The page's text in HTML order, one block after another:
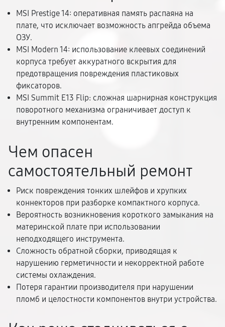
MSI Prestige 14: оперативная память распаяна на
плате, что исключает возможность апгрейда объема
ОЗУ.
MSI Modern 14: использование клеевых соединений
корпуса требует аккуратного вскрытия для
предотвращения повреждения пластиковых
фиксаторов.
MSI Summit E13 Flip: сложная шарнирная конструкция
поворотного механизма ограничивает доступ к
внутренним компонентам.
Чем опасен
самостоятельный ремонт
Риск повреждения тонких шлейфов и хрупких
коннекторов при разборке компактного корпуса.
Вероятность возникновения короткого замыкания на
материнской плате при использовании
неподходящего инструмента.
Сложность обратной сборки, приводящая к
нарушению герметичности и некорректной работе
системы охлаждения.
Потеря гарантии производителя при нарушении
пломб и целостности компонентов внутри устройства.